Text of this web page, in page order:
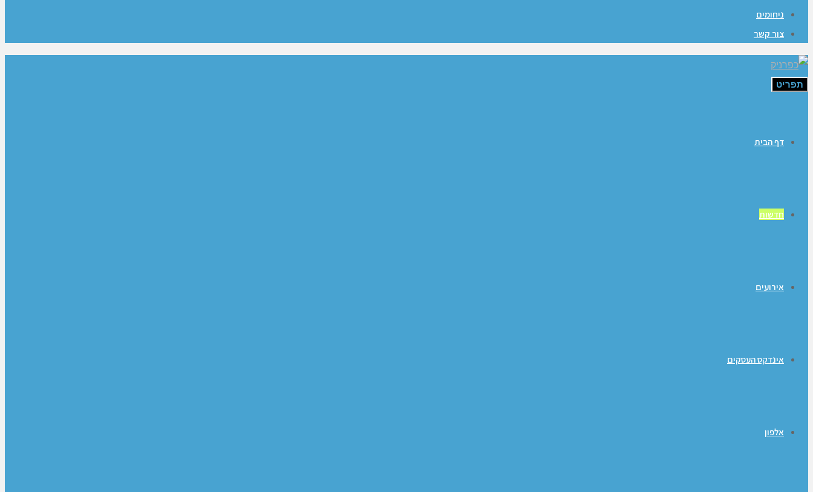
ניחומים
צור קשר
תפריט
דף הבית
חדשות
אירועים
אינדקס העסקים
אלפון